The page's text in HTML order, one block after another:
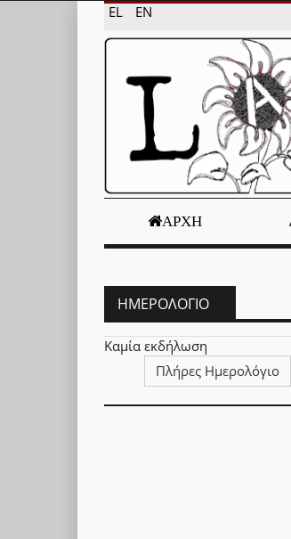
EL EN
ΑΡΧΉ
ΗΜΕΡΟΛΌΓΙΟ
Καμία εκδήλωση
Πλήρες Ημερολόγιο